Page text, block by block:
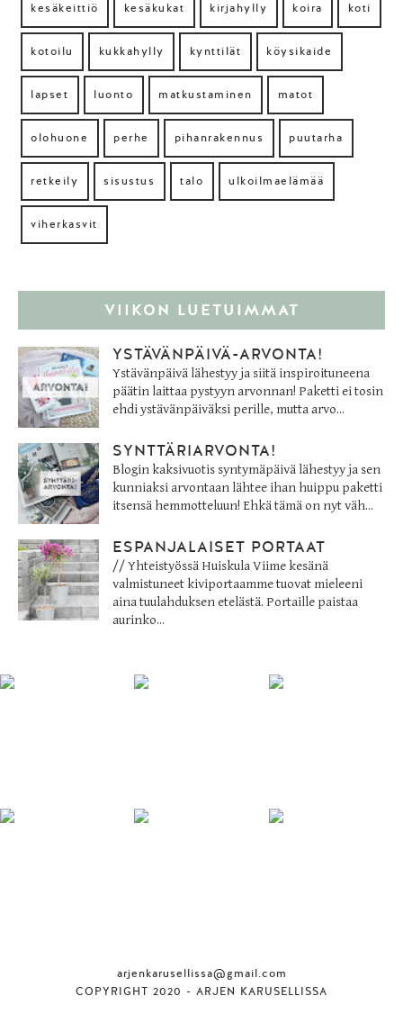
kesäkeittiö kesäkukat kirjahylly koira koti
kotoilu kukkahylly kynttilät köysikaide
lapset luonto matkustaminen matot
olohuone perhe pihanrakennus puutarha
retkeily sisustus talo ulkoilmaelämää
viherkasvit
VIIKON LUETUIMMAT
YSTÄVÄNPÄIVÄ-ARVONTA!
Ystävänpäivä lähestyy ja siitä inspiroituneena
päätin laittaa pystyyn arvonnan! Paketti ei tosin
ehdi ystävänpäiväksi perille, mutta arvo...
SYNTTÄRIARVONTA!
Blogin kaksivuotis syntymäpäivä lähestyy ja sen
kunniaksi arvontaan lähtee ihan huippu paketti
itsensä hemmotteluun! Ehkä tämä on nyt väh...
ESPANJALAISET PORTAAT
// Yhteistyössä Huiskula Viime kesänä
valmistuneet kiviportaamme tuovat mieleeni
aina tuulahduksen etelästä. Portaille paistaa
aurinko...
arjenkarusellissa@gmail.com
COPYRIGHT 2020 - ARJEN KARUSELLISSA